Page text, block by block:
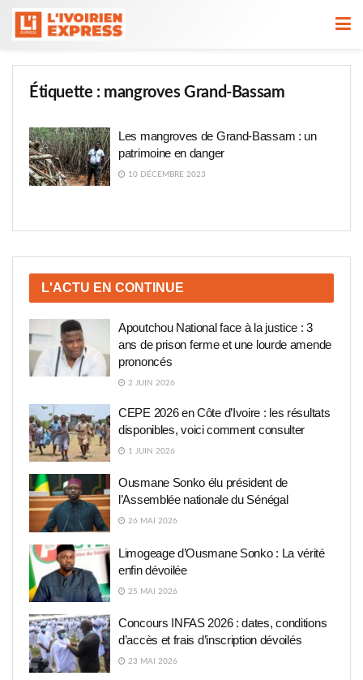
Étiquette : mangroves Grand-Bassam
Les mangroves de Grand-Bassam : un
patrimoine en danger
10 DÉCEMBRE 2023
L'ACTU EN CONTINUE
Apoutchou National face à la justice : 3
ans de prison ferme et une lourde amende
prononcés
2 JUIN 2026
CEPE 2026 en Côte d’Ivoire : les résultats
disponibles, voici comment consulter
1 JUIN 2026
Ousmane Sonko élu président de
l’Assemblée nationale du Sénégal
26 MAI 2026
Limogeage d’Ousmane Sonko : La vérité
enfin dévoilée
25 MAI 2026
Concours INFAS 2026 : dates, conditions
d’accès et frais d’inscription dévoilés
23 MAI 2026